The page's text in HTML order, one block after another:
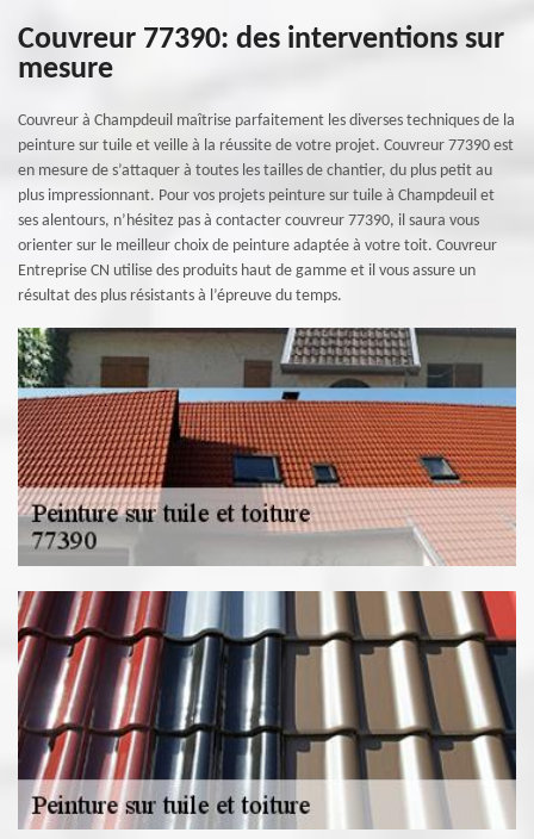
Couvreur 77390: des interventions sur
mesure
Couvreur à Champdeuil maîtrise parfaitement les diverses techniques de la
peinture sur tuile et veille à la réussite de votre projet. Couvreur 77390 est
en mesure de s’attaquer à toutes les tailles de chantier, du plus petit au
plus impressionnant. Pour vos projets peinture sur tuile à Champdeuil et
ses alentours, n’hésitez pas à contacter couvreur 77390, il saura vous
orienter sur le meilleur choix de peinture adaptée à votre toit. Couvreur
Entreprise CN utilise des produits haut de gamme et il vous assure un
résultat des plus résistants à l’épreuve du temps.